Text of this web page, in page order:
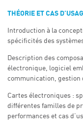
THÉORIE ET CAS
Introduction à la
spécificités des
Description des
électronique, logiciel
communication, gestion
Cartes électroniques :
différentes familles de
performances et cas